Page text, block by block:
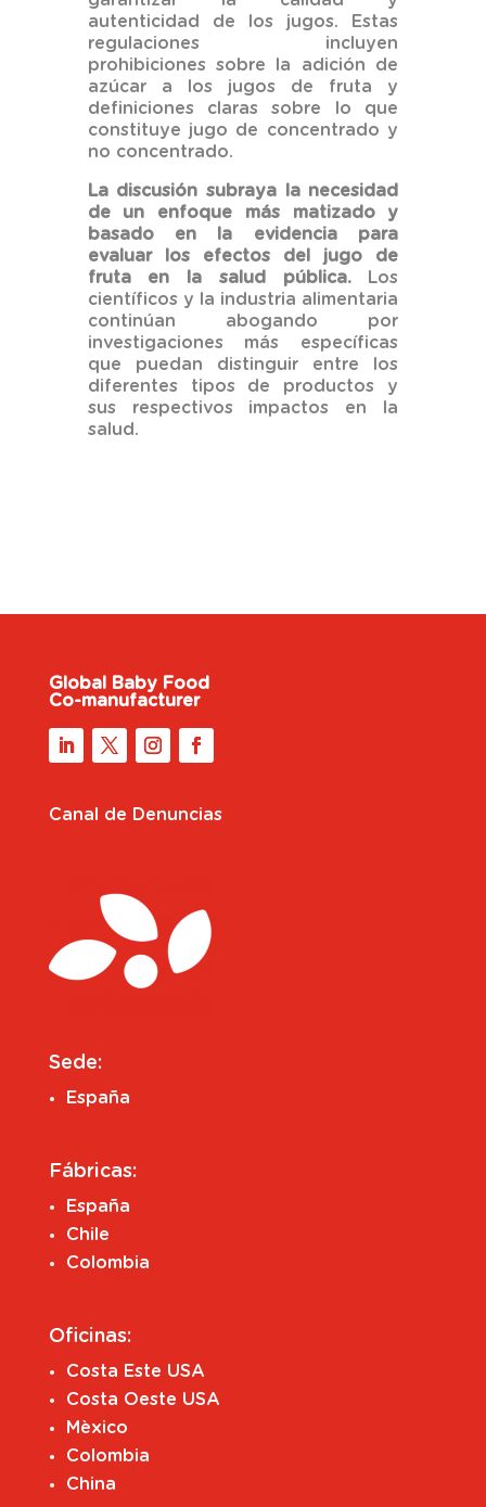
autenticidad de los jugos. Estas
regulaciones incluyen
prohibiciones sobre la adición de
azúcar a los jugos de fruta y
definiciones claras sobre lo que
constituye jugo de concentrado y
no concentrado.
La discusión subraya la necesidad
de un enfoque más matizado y
basado en la evidencia para
evaluar los efectos del jugo de
fruta en la salud pública.Los
científicos y la industria alimentaria
continúan abogando por
investigaciones más específicas
que puedan distinguir entre los
diferentes tipos de productos y
sus respectivos impactos en la
salud.
Global Baby Food
Co-manufacturer
Canal de Denuncias
Sede:
España
Fábricas:
España
Chile
Colombia
Oficinas:
Costa Este USA
Costa Oeste USA
Mèxico
Colombia
China